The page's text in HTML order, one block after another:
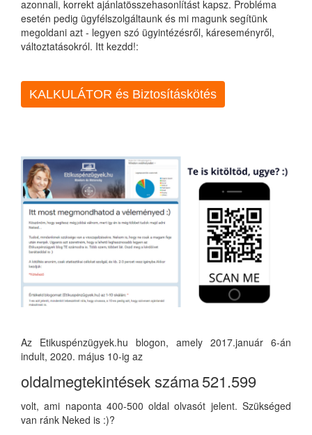
azonnali, korrekt ajánlatösszehasonlítást kapsz. Probléma
esetén pedig ügyfélszolgáltaunk és mi magunk segítünk
megoldani azt - legyen szó ügyintézésről, káreseményről,
változtatásokról. Itt kezdd!:
KALKULÁTOR és Biztosításkötés
Az Etikuspénzügyek.hu blogon, amely 2017.január 6-án
indult, 2020. május 10-ig az
oldalmegtekintések száma521.599
volt, ami naponta 400-500 oldal olvasót jelent. Szükséged
van ránk Neked is :)?